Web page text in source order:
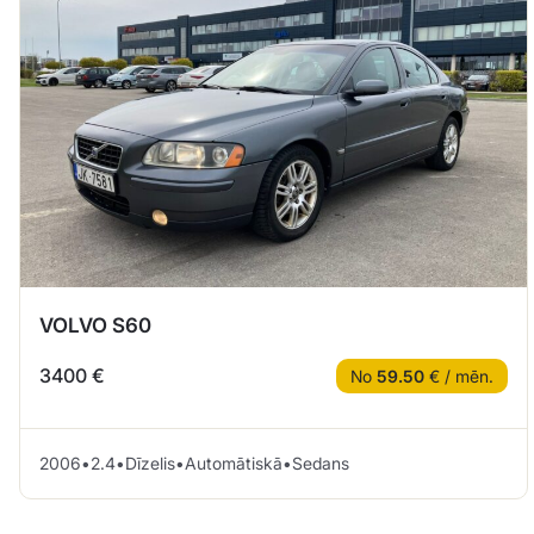
VOLVO S60
3400 € No 59.50 € / mēn.
2006•2.4•Dīzelis•Automātiskā•Sedans